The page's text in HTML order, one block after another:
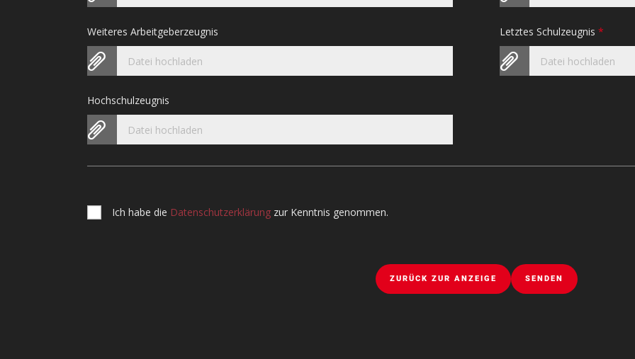
Weiteres Arbeitgeberzeugnis
Datei hochladen
Letztes Schulzeugnis *
Datei hochladen
Hochschulzeugnis
Datei hochladen
Ich habe die Datenschutzerklärung zur Kenntnis genommen.
ZURÜCK ZUR ANZEIGE SENDEN